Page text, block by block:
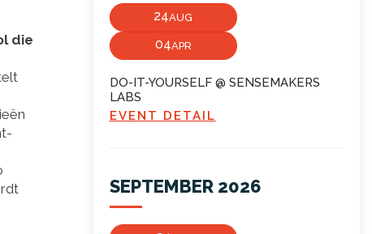
die
24AUG
04APR
DO-IT-YOURSELF @ SENSEMAKERS
LABS
EVENT DETAIL
SEPTEMBER 2026